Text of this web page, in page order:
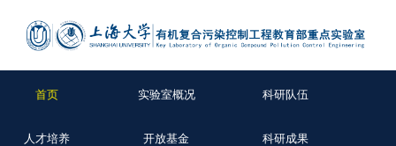
首页 实验室概况 科研队伍
人才培养 开放基金 科研成果